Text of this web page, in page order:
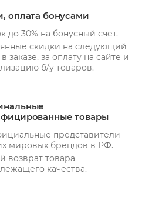
оплата бонусами
до 30% на бонусный счет.
скидки на следующий
заказе, за оплату на сайте и
б/у товаров.
товары
представители
мировых брендов в РФ.
возврат товара
качества.